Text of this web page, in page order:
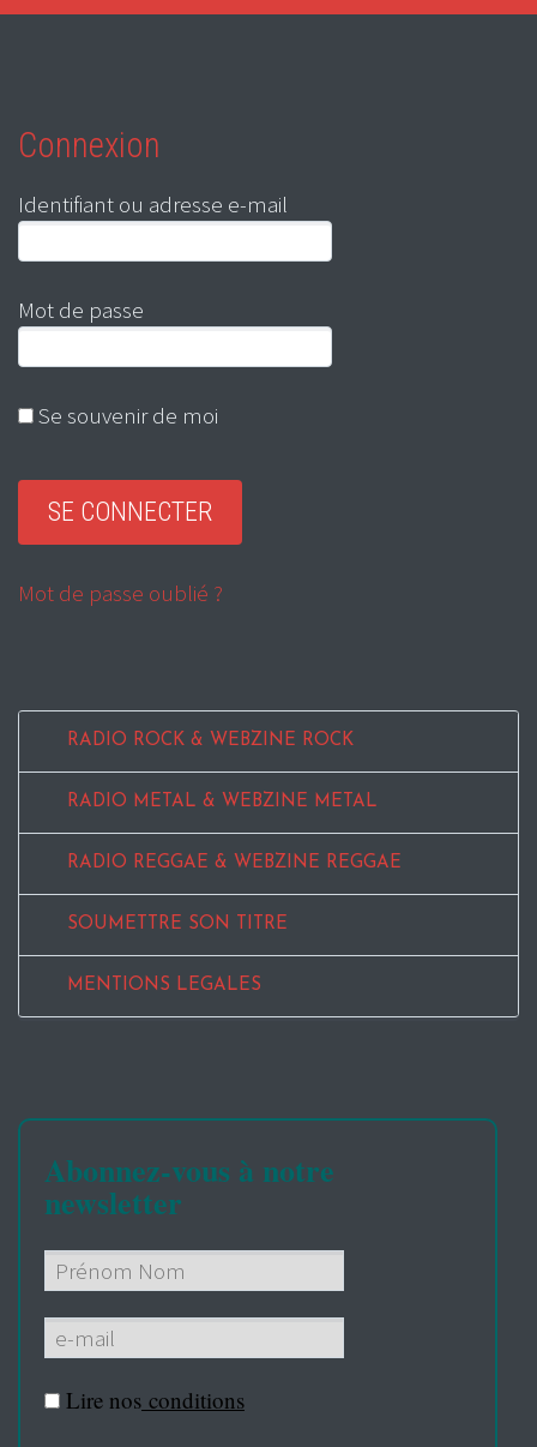
Connexion
Identifiant ou adresse e-mail
Mot de passe
Se souvenir de moi
Mot de passe oublié ?
RADIO ROCK & WEBZINE ROCK
RADIO METAL & WEBZINE METAL
RADIO REGGAE & WEBZINE REGGAE
SOUMETTRE SON TITRE
MENTIONS LEGALES
Abonnez-vous à notre
newsletter
Lire nos conditions